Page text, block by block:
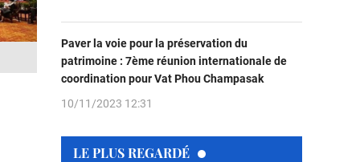
Paver la voie pour la préservation du
patrimoine : 7ème réunion internationale de
coordination pour Vat Phou Champasak
10/11/2023 12:31
LE PLUS REGARDÉ